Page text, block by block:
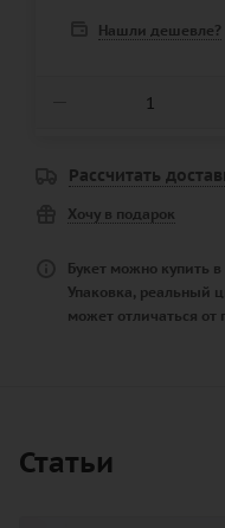
Нашли дешевле?
Рассчитать
Хочу в подарок
Букет можно купить в
Упаковка, реальный
может отличаться от
Статьи